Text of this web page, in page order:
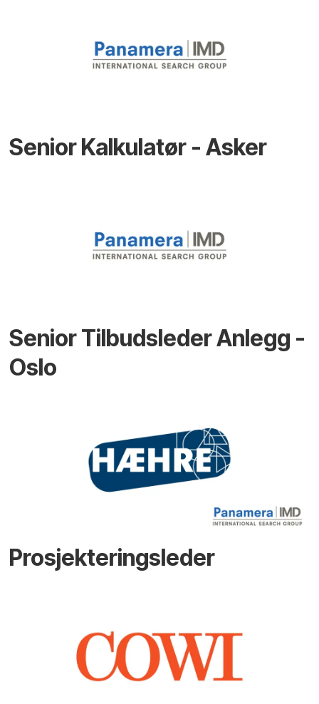
Senior Kalkulatør - Asker
Senior Tilbudsleder Anlegg -
Oslo
Prosjekteringsleder